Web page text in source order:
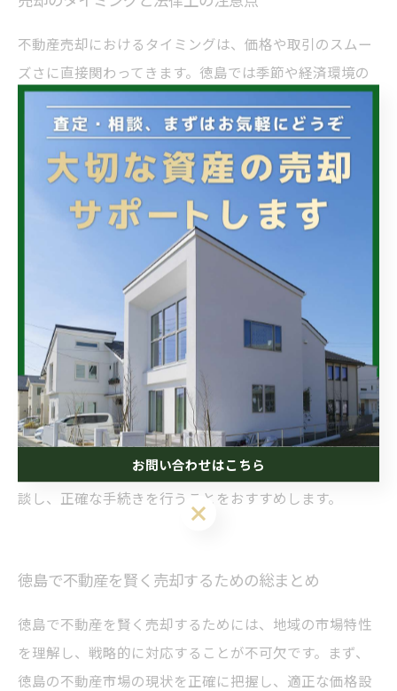
不動産売却におけるタイミングは、価格や取引のスムー
ズさに直接関わってきます。徳島では季節や経済環境の
及ぼします。一般に春先から初夏は転勤や進学などで需
要が高まりやすい時期であり、この期間を狙うことで売
却を有利に進めやすい傾向があります。逆に冬季は動き
が鈍くなるため、なるべく避けるのが賢明でしょう。さ
らに、売却にあたっては法的な側面も注意が必要です。
徳島独自ではありませんが、重要事項説明や契約書の作
成、司法書士による登記手続きなど、法令順守が義務付
けられています。特に、境界線の確定や権利関係の整理
はトラブル防止に不可欠です。売主としての義務や責任
を理解しておくことが、後の紛争や損害を防ぐポイント
になります。また、固定資産税や譲渡所得税の制度も把
握しておくことで、税務上の負担を軽減する対策が可能
です。売却後の税申告や控除適用については専門家に相
談し、正確な手続きを行うことをおすすめします。
徳島で不動産を賢く売却するための総まとめ
徳島で不動産を賢く売却するためには、地域の市場特性
を理解し、戦略的に対応することが不可欠です。まず、
徳島の不動産市場の現状を正確に把握し、適正な価格設
お問い合わせはこちら